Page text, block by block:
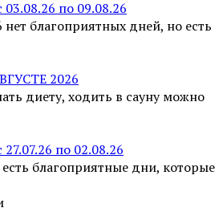
по 09.08.26
нет благоприятных дней, но есть
2026
диету, ходить в сауну можно
по 02.08.26
есть благоприятные дни, которые